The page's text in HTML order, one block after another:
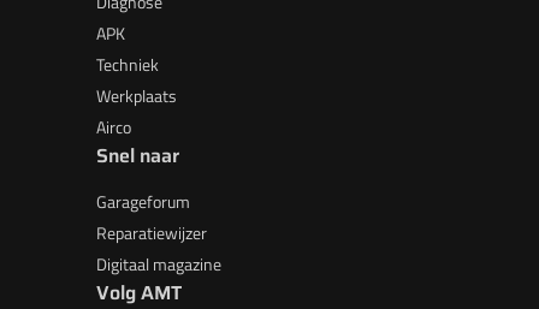
APK
Techniek
Werkplaats
Airco
Snel naar
Garageforum
Reparatiewijzer
Digitaal magazine
Volg AMT